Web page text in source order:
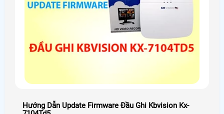
Hướng Dẫn Update Firmware Đầu Ghi Kbvision Kx-